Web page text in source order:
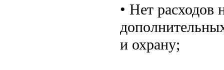
• Нет расходов
и охрану;